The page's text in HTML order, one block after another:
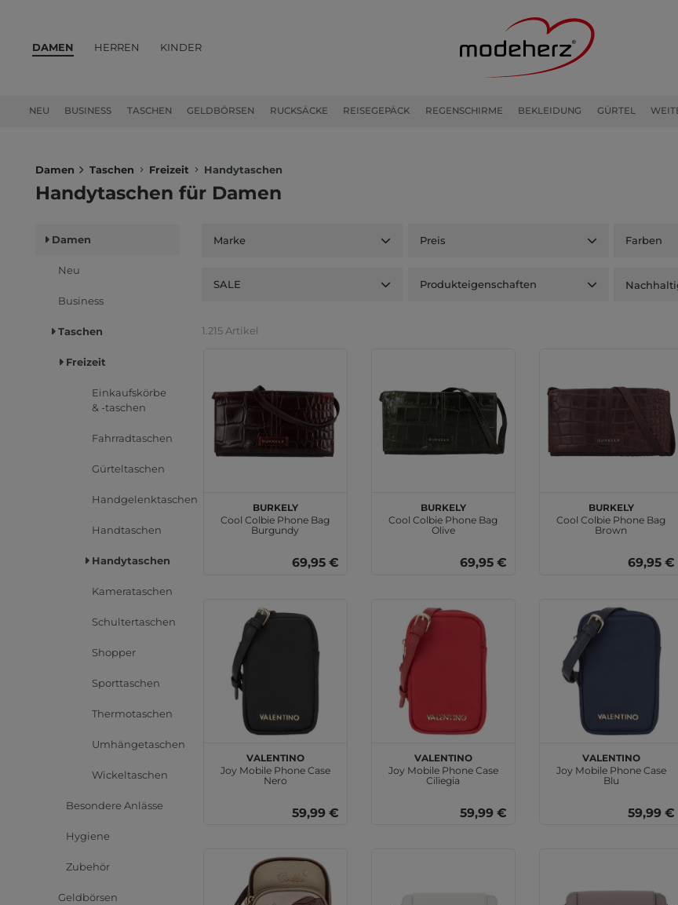
DAMEN
NEU BUSINESS TASCHEN GELDBÖRSEN RUCKSÄCKE REISEGEPÄCK REGENSCHIRME BEKLEIDUNG GÜRTEL
HERREN KINDER
Damen Taschen Freizeit Handytaschen
Handytaschen für Damen
Damen
Neu
Business
Taschen
Freizeit
Einkaufskörbe
& -taschen
Fahrradtaschen
Gürteltaschen
Handgelenktaschen
Handtaschen
Handytaschen
Kamerataschen
Schultertaschen
Shopper
Sporttaschen
Thermotaschen
Umhängetaschen
Wickeltaschen
Besondere Anlässe
Hygiene
Zubehör
Geldbörsen
Marke Preis Farben
SALE Produkteigenschaften
1.215 Artikel
BURKELY
Cool Colbie Phone Bag
Burgundy
69,95 €
BURKELY
Cool Colbie Phone Bag
Olive
69,95 €
BURKELY
Cool Colbie Phone Bag
Brown
69,95 €
VALENTINO
Joy Mobile Phone Case
Nero
59,99 €
VALENTINO
Joy Mobile Phone Case
Ciliegia
59,99 €
VALENTINO
Joy Mobile Phone Case
Blu
59,99 €